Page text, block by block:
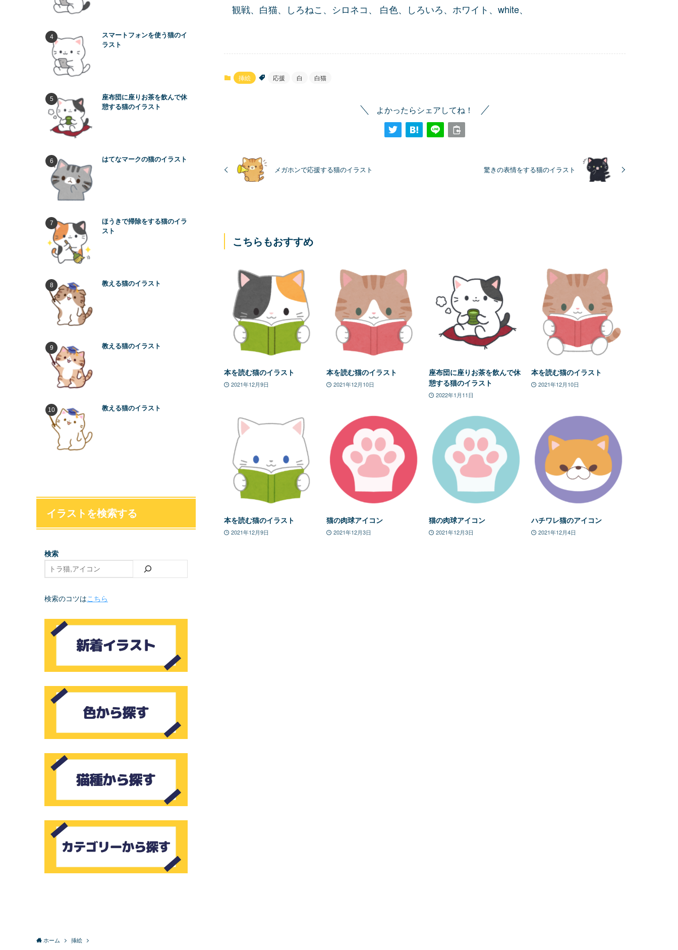
観戦、白猫、しろねこ、シロネコ、 白色、しろいろ、ホワイト、white、
挿絵 応援 白 白猫
よかったらシェアしてね！
メガホンで応援する猫のイラスト 驚きの表情をする猫のイラスト
こちらもおすすめ
本を読む猫のイラスト
2021年12月9日
本を読む猫のイラスト
2021年12月10日
座布団に座りお茶を飲んで休
憩する猫のイラスト
2022年1月11日
本を読む猫のイラスト
2021年12月10日
本を読む猫のイラスト
2021年12月9日
猫の肉球アイコン
2021年12月3日
猫の肉球アイコン
2021年12月3日
ハチワレ猫のアイコン
2021年12月4日
スマートフォンを使う猫のイ
ラスト
座布団に座りお茶を飲んで休
憩する猫のイラスト
はてなマークの猫のイラスト
ほうきで掃除をする猫のイラ
スト
教える猫のイラスト
教える猫のイラスト
教える猫のイラスト
イラストを検索する
検索
検索のコツはこちら
ホーム 挿絵